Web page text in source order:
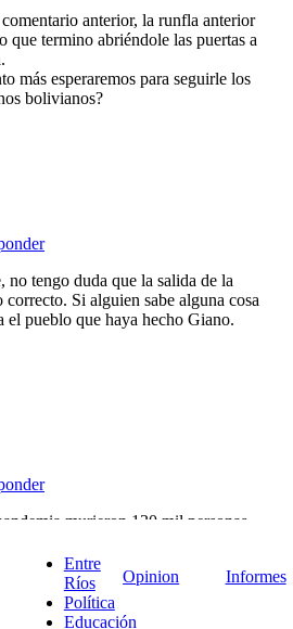
anterior, la runfla anterior
que termino abriéndole las puertas a
más esperaremos para seguirle los
bolivianos?
no tengo duda que la salida de la
Si alguien sabe alguna cosa
el pueblo que haya hecho Giano.
murieron 130 mil personas
públicas de salud del gobierno
del cual vos formabas parte,
las vacunas, primeriaron al
hasta funcionarios de
miles de negocios por mantener
Entre
Ríos
Política
Educación
Opinion Informes